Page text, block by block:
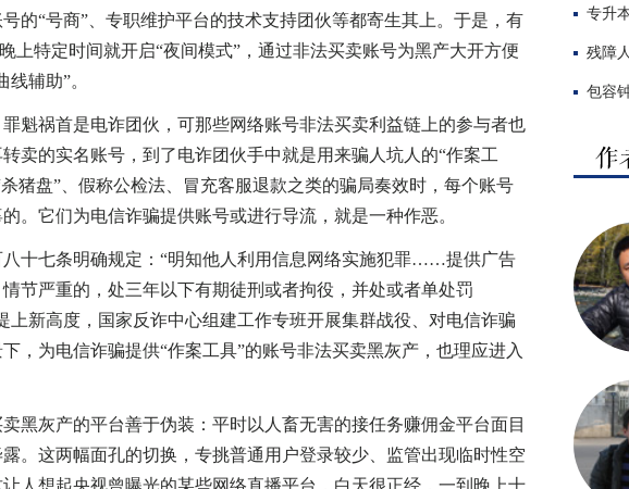
的“号商”、专职维护平台的技术支持团伙等都寄生其上。于是，有
上特定时间就开启“夜间模式”，通过非法买卖账号为黑产大开方便
辅助”。
祸首是电诈团伙，可那些网络账号非法买卖利益链上的参与者也
卖的实名账号，到了电诈团伙手中就是用来骗人坑人的“作案工
猪盘”、假称公检法、冒充客服退款之类的骗局奏效时，每个账号
。它们为电信诈骗提供账号或进行导流，就是一种作恶。
七条明确规定：“明知他人利用信息网络实施犯罪……提供广告
节严重的，处三年以下有期徒刑或者拘役，并处或者单处罚
上新高度，国家反诈中心组建工作专班开展集群战役、对电信诈骗
，为电信诈骗提供“作案工具”的账号非法买卖黑灰产，也理应进入
灰产的平台善于伪装：平时以人畜无害的接任务赚佣金平台面目
。这两幅面孔的切换，专挑普通用户登录较少、监管出现临时性空
人想起央视曾曝光的某些网络直播平台，白天很正经，一到晚上十
专升
残障
包容